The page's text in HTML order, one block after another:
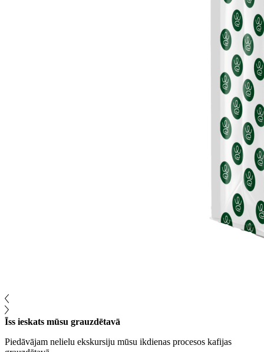
Īss ieskats mūsu grauzdētavā
Piedāvājam nelielu ekskursiju mūsu ikdienas procesos kafijas